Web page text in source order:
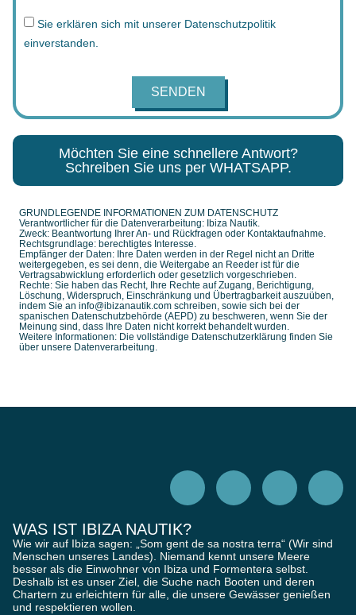
Sie erklären sich mit unserer Datenschutzpolitik
einverstanden.
SENDEN
Möchten Sie eine schnellere Antwort?
Schreiben Sie uns per WHATSAPP.
GRUNDLEGENDE INFORMATIONEN ZUM DATENSCHUTZ
Verantwortlicher für die Datenverarbeitung: Ibiza Nautik.
Zweck: Beantwortung Ihrer An- und Rückfragen oder Kontaktaufnahme.
Rechtsgrundlage: berechtigtes Interesse.
Empfänger der Daten: Ihre Daten werden in der Regel nicht an Dritte
weitergegeben, es sei denn, die Weitergabe an Reeder ist für die
Vertragsabwicklung erforderlich oder gesetzlich vorgeschrieben.
Rechte: Sie haben das Recht, Ihre Rechte auf Zugang, Berichtigung,
Löschung, Widerspruch, Einschränkung und Übertragbarkeit auszuüben,
indem Sie an info@ibizanautik.com schreiben, sowie sich bei der
spanischen Datenschutzbehörde (AEPD) zu beschweren, wenn Sie der
Meinung sind, dass Ihre Daten nicht korrekt behandelt wurden.
Weitere Informationen: Die vollständige Datenschutzerklärung finden Sie
über unsere Datenverarbeitung.
WAS IST IBIZA NAUTIK?
Wie wir auf Ibiza sagen: „Som gent de sa nostra terra“ (Wir sind
Menschen unseres Landes). Niemand kennt unsere Meere
besser als die Einwohner von Ibiza und Formentera selbst.
Deshalb ist es unser Ziel, die Suche nach Booten und deren
Chartern zu erleichtern für alle, die unsere Gewässer genießen
und respektieren wollen.